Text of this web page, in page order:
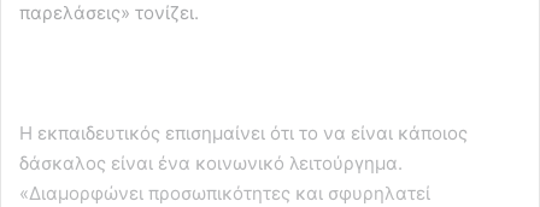
παρελάσεις» τονίζει.
Η εκπαιδευτικός επισημαίνει ότι το να είναι κάποιος
δάσκαλος είναι ένα κοινωνικό λειτούργημα.
«Διαμορφώνει προσωπικότητες και σφυρηλατεί